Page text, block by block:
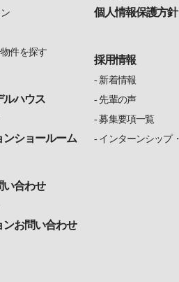
件を探す
ルハウス
ンショールーム
い合わせ
ンお問い合わせ
個人情報保護方針
採用情報
新着情報
先輩の声
募集要項一覧
インターンシップ